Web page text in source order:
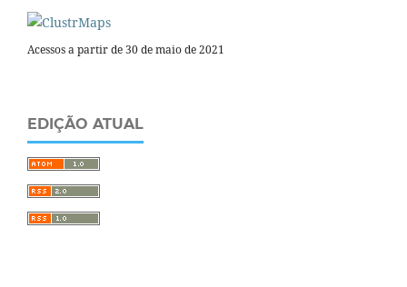
Acessos a partir de 30 de maio de 2021
EDIÇÃO ATUAL